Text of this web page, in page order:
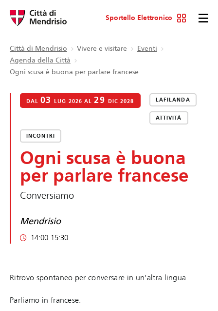
Sportello Elettronico
Città di Mendrisio Vivere e visitare
Eventi
Agenda della Città
Ogni scusa è buona per parlare francese
DAL03 LUG 2026 AL29 DIC 2028 LAFILANDA
ATTIVITÀ
INCONTRI
Ogni scusa è buona
per parlare francese
Conversiamo
Mendrisio
14:00-15:30
Ritrovo spontaneo per conversare in un’altra lingua.
Parliamo in francese.